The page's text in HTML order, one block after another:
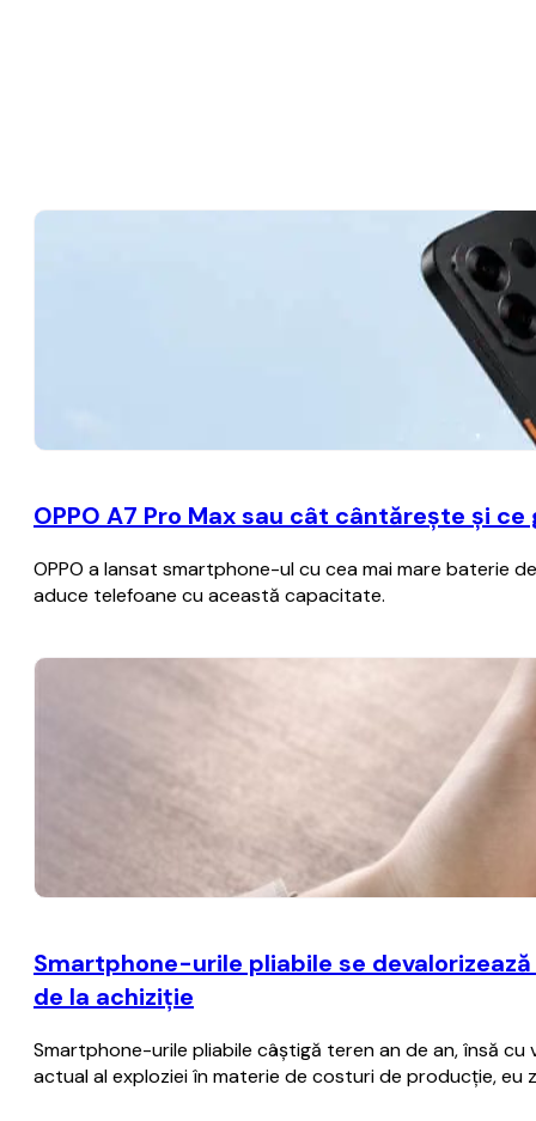
OPPO A7 Pro Max sau cât cântărește și
OPPO a lansat smartphone-ul cu cea mai mare baterie
aduce telefoane cu această capacitate.
Smartphone-urile pliabile se
de la achiziţie
Smartphone-urile pliabile câştigă teren an de an, însă
actual al exploziei în materie de costuri de producţie,